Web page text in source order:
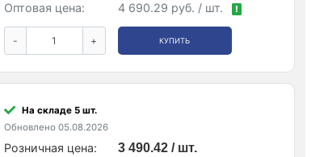
Оптовая цена:
4 690.29 руб. / шт. !
- + КУПИТЬ
На складе 5 шт.
Обновлено 05.08.2026
Розничная цена:
3 490.42 / шт.